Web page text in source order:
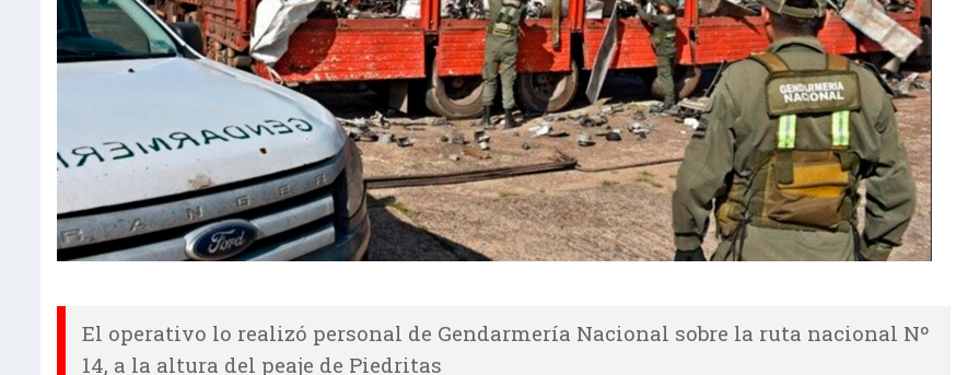
El operativo lo realizó personal de Gendarmería Nacional sobre la ruta nacional Nº
14, a la altura del peaje de Piedritas